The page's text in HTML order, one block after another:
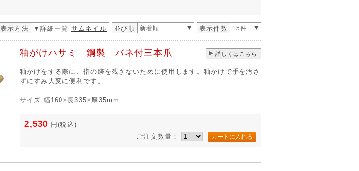
表示方法 ▼詳細一覧 サムネイル 並び順 新着順 表示件数 15件
釉がけハサミ 鋼製 バネ付三本爪 詳しくはこちら
釉かけをする際に、指の跡を残さないために使用します。釉かけで手を汚さ
ずにすみ大変に便利です。
サイズ:幅160×長335×厚35mm
2,530 円(税込)
ご注文数量：